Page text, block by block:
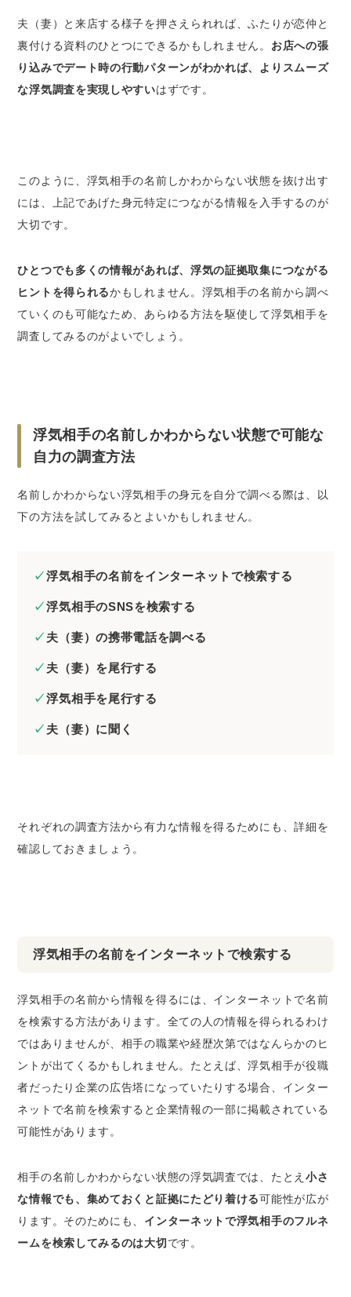
夫（妻）と来店する様子を押さえられれば、ふたりが恋仲と
裏付ける資料のひとつにできるかもしれません。 お店への張
り込みでデート時の行動パターンがわかれば、よりスムーズ
な浮気調査を実現しやすいはずです。
このように、浮気相手の名前しかわからない状態を抜け出す
には、上記であげた身元特定につながる情報を入手するのが
大切です。
ひとつでも多くの情報があれば、浮気の証拠取集につながる
ヒントを得られるかもしれません。浮気相手の名前から調べ
ていくのも可能なため、あらゆる方法を駆使して浮気相手を
調査してみるのがよいでしょう。
浮気相手の名前しかわからない状態で可能な
自力の調査方法
名前しかわからない浮気相手の身元を自分で調べる際は、以
下の方法を試してみるとよいかもしれません。
浮気相手の名前をインターネットで検索する
浮気相手のSNSを検索する
夫（妻）の携帯電話を調べる
夫（妻）を尾行する
浮気相手を尾行する
夫（妻）に聞く
それぞれの調査方法から有力な情報を得るためにも、詳細を
確認しておきましょう。
浮気相手の名前をインターネットで検索する
浮気相手の名前から情報を得るには、インターネットで名前
を検索する方法があります。全ての人の情報を得られるわけ
ではありませんが、相手の職業や経歴次第ではなんらかのヒ
ントが出てくるかもしれません。たとえば、浮気相手が役職
者だったり企業の広告塔になっていたりする場合、インター
ネットで名前を検索すると企業情報の一部に掲載されている
可能性があります。
相手の名前しかわからない状態の浮気調査では、たとえ 小さ
な情報でも、集めておくと証拠にたどり着ける可能性が広が
ります。そのためにも、 インターネットで浮気相手のフルネ
ームを検索してみるのは大切です。